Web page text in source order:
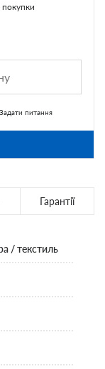
Задати питання
Гарантії
/ текстиль